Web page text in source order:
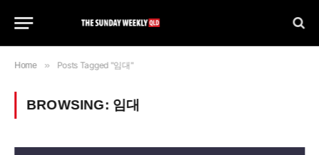
Home » Posts Tagged "임대"
BROWSING: 임대